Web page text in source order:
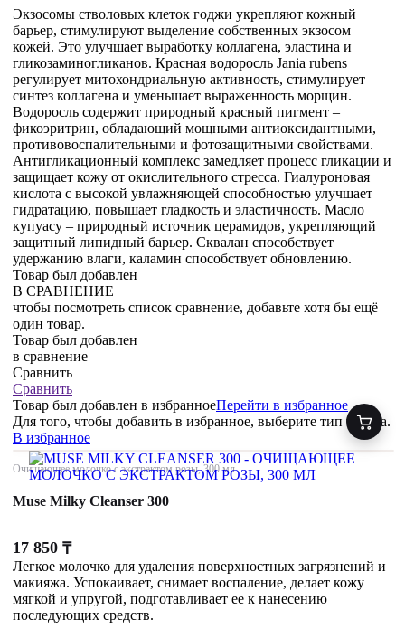
Экзосомы стволовых клеток годжи укрепляют кожный
барьер, стимулируют выделение собственных экзосом
кожей. Это улучшает выработку коллагена, эластина и
гликозаминогликанов. Красная водоросль Jania rubens
регулирует митохондриальную активность, стимулирует
синтез коллагена и уменьшает выраженность морщин.
Водоросль содержит природный красный пигмент –
фикоэритрин, обладающий мощными антиоксидантными,
противовоспалительными и фотозащитными свойствами.
Антигликационный комплекс замедляет процесс гликации и
защищает кожу от окислительного стресса. Гиалуроновая
кислота с высокой увлажняющей способностью улучшает
гидратацию, повышает гладкость и эластичность. Масло
купуасу – природный источник церамидов, укрепляющий
защитный липидный барьер. Сквалан способствует
удержанию влаги, каламин способствует обновлению.
Товар был добавлен
В СРАВНЕНИЕ
чтобы посмотреть список сравнение, добавьте хотя бы ещё
один товар.
Товар был добавлен
в сравнение
Сравнить
Сравнить
Товар был добавлен в избранноеПерейти в избранное
Для того, чтобы добавить в избранное, выберите тип товара.
В избранное
Очищающее молочко с экстрактом розы, 300 мл
Muse Milky Cleanser 300
17 850 ₸
Легкое молочко для удаления поверхностных загрязнений и
макияжа. Успокаивает, снимает воспаление, делает кожу
мягкой и упругой, подготавливает ее к нанесению
последующих средств.